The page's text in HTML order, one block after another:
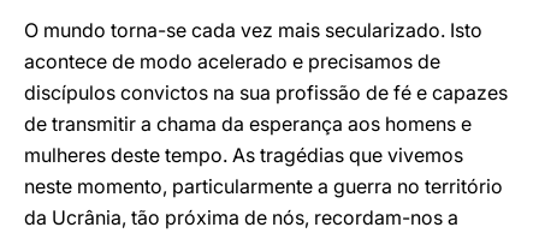
O mundo torna-se cada vez mais secularizado. Isto
acontece de modo acelerado e precisamos de
discípulos convictos na sua profissão de fé e capazes
de transmitir a chama da esperança aos homens e
mulheres deste tempo. As tragédias que vivemos
neste momento, particularmente a guerra no território
da Ucrânia, tão próxima de nós, recordam-nos a